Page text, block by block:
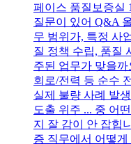
페이스 품질보증실
질문이 있어 Q&A
무 범위가, 특정 사
질 정책 수립, 품질
주된 업무가 맞을까
회로/전력 등 순수
실제 불량 사례 발
도출 위주 ... 중 어
지 잘 감이 안 잡힙
증 직무에서 어떻